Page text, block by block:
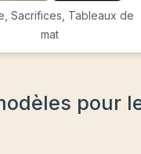
Sacrifices, Tableaux de
mat
pour